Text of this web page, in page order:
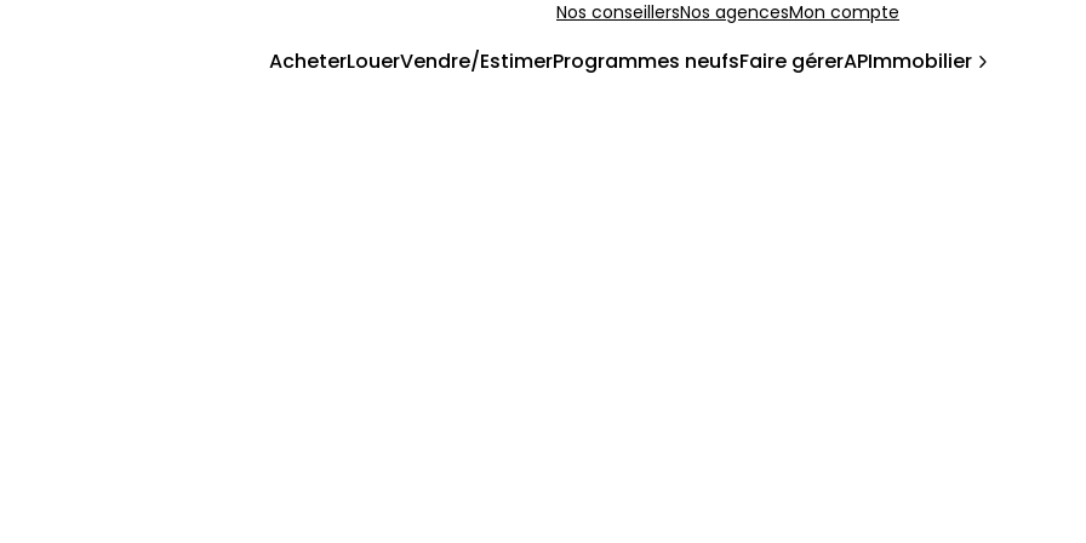
Nos conseillersNos agencesMon compte
AcheterLouerVendre/EstimerProgrammes neufsFaire gérerAPImmobilier